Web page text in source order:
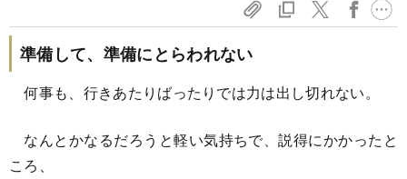
準備して、準備にとらわれない
何事も、行きあたりばったりでは力は出し切れない。
なんとかなるだろうと軽い気持ちで、説得にかかったと
ころ、